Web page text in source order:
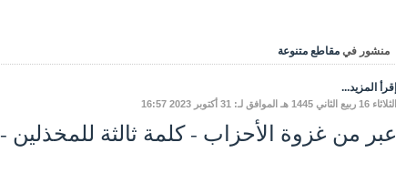
منشور في مقاطع متنوعة
إقرأ المزيد...
الثلاثاء 16 ربيع الثاني 1445 هـ الموافق لـ: 31 أكتوبر 2023 16:57
عبر من غزوة الأحزاب - كلمة ثالثة للمخذلين -